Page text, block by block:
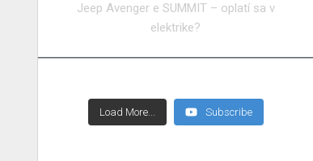
Jeep Avenger e SUMMIT – oplatí sa v
elektrike?
Load More... Subscribe